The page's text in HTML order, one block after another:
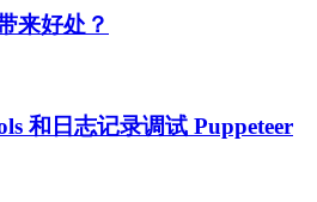
来好处？
和日志记录调试 Puppeteer